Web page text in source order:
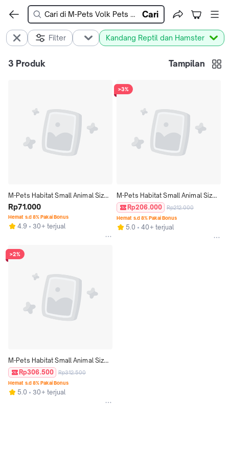
Cari
Filter Kandang Reptil dan Hamster
3 Produk Tampilan
M-Pets Habitat Small Animal Size
S / Kandang Hamster Kura-Kura
Hewan
Rp71.000
Hemat s.d 8% Pakai Bonus
4.9 30+ terjual
>2%
M-Pets Habitat Small Animal Size
XXL / Kandang Hamster Kura-Kura
Rp306.500 Rp312.500
Hemat s.d 8% Pakai Bonus
5.0 30+ terjual
>3%
M-Pets Habitat Small Animal Size
XL / Kandang Hamster Kura-Kura
Rp206.000 Rp212.000
Hemat s.d 8% Pakai Bonus
5.0 40+ terjual